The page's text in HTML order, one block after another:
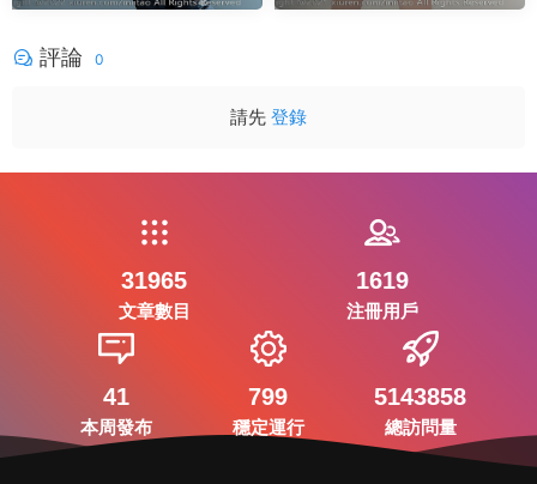
評論 0
請先 登錄
31965
文章數目
1619
注冊用戶
41
本周發布
799
穩定運行
5143858
總訪問量